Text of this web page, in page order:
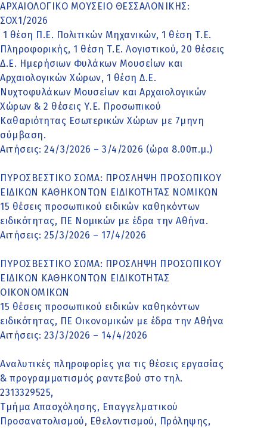
ΑΡΧΑΙΟΛΟΓΙΚΟ ΜΟΥΣΕΙΟ ΘΕΣΣΑΛΟΝΙΚΗΣ:
ΣΟΧ1/2026
1 θέση Π.Ε. Πολιτικών Μηχανικών, 1 θέση Τ.Ε.
Πληροφορικής, 1 θέση Τ.Ε. Λογιστικού, 20 θέσεις
Δ.Ε. Ημερήσιων Φυλάκων Μουσείων και
Αρχαιολογικών Χώρων, 1 θέση Δ.Ε.
Νυχτοφυλάκων Μουσείων και Αρχαιολογικών
Χώρων & 2 θέσεις Υ.Ε. Προσωπικού
Καθαριότητας Εσωτερικών Χώρων με 7μηνη
σύμβαση.
Αιτήσεις: 24/3/2026 – 3/4/2026 (ώρα 8.00π.μ.)
ΠΥΡΟΣΒΕΣΤΙΚΟ ΣΩΜΑ: ΠΡΟΣΛΗΨΗ ΠΡΟΣΩΠΙΚΟΥ
ΕΙΔΙΚΩΝ ΚΑΘΗΚΟΝΤΩΝ ΕΙΔΙΚΟΤΗΤΑΣ ΝΟΜΙΚΩΝ
15 θέσεις προσωπικού ειδικών καθηκόντων
ειδικότητας, ΠΕ Νομικών με έδρα την Αθήνα.
Αιτήσεις: 25/3/2026 – 17/4/2026
ΠΥΡΟΣΒΕΣΤΙΚΟ ΣΩΜΑ: ΠΡΟΣΛΗΨΗ ΠΡΟΣΩΠΙΚΟΥ
ΕΙΔΙΚΩΝ ΚΑΘΗΚΟΝΤΩΝ ΕΙΔΙΚΟΤΗΤΑΣ
ΟΙΚΟΝΟΜΙΚΩΝ
15 θέσεις προσωπικού ειδικών καθηκόντων
ειδικότητας, ΠΕ Οικονομικών με έδρα την Αθήνα
Αιτήσεις: 23/3/2026 – 14/4/2026
Αναλυτικές πληροφορίες για τις θέσεις εργασίας
& προγραμματισμός ραντεβού στο τηλ.
2313329525,
Τμήμα Απασχόλησης, Επαγγελματικού
Προσανατολισμού, Εθελοντισμού, Πρόληψης,